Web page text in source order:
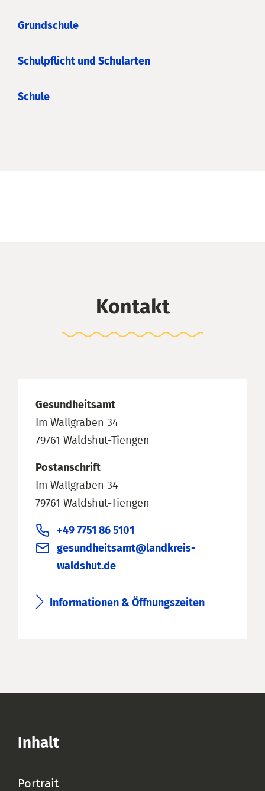
Grundschule
Schulpflicht und Schularten
Schule
Kontakt
Gesundheitsamt
Im Wallgraben 34
79761 Waldshut-Tiengen
Postanschrift
Im Wallgraben 34
79761 Waldshut-Tiengen
+49 7751 86 5101
gesundheitsamt@landkreis-
waldshut.de
Informationen & Öffnungszeiten
Inhalt
Portrait